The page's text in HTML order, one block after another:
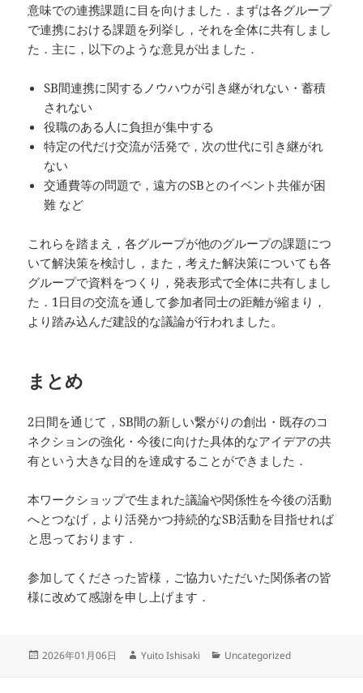
意味での連携課題に目を向けました．まずは各グループ
で連携における課題を列挙し，それを全体に共有しまし
た．主に，以下のような意見が出ました．
SB間連携に関するノウハウが引き継がれない・蓄積
されない
役職のある人に負担が集中する
特定の代だけ交流が活発で，次の世代に引き継がれ
ない
交通費等の問題で，遠方のSBとのイベント共催が困
難 など
これらを踏まえ，各グループが他のグループの課題につ
いて解決策を検討し，また，考えた解決策についても各
グループで資料をつくり，発表形式で全体に共有しまし
た．1日目の交流を通して参加者同士の距離が縮まり，
より踏み込んだ建設的な議論が行われました。
まとめ
2日間を通じて，SB間の新しい繋がりの創出・既存のコ
ネクションの強化・今後に向けた具体的なアイデアの共
有という大きな目的を達成することができました．
本ワークショップで生まれた議論や関係性を今後の活動
へとつなげ，より活発かつ持続的なSB活動を目指せれば
と思っております．
参加してくださった皆様，ご協力いただいた関係者の皆
様に改めて感謝を申し上げます．
投
2026年01月06日
作
Yuito Ishisaki
カ
Uncategorized